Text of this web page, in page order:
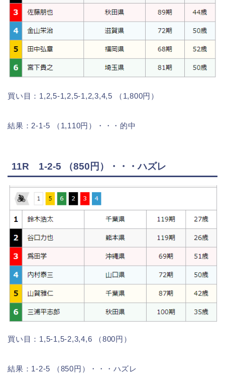
買い目：1,2,5-1,2,5-1,2,3,4,5 （1,800円）
結果：2-1-5 （1,110円）・・・的中
11R 1-2-5 （850円）・・・ハズレ
買い目：1,5-1,5-2,3,4,6 （800円）
結果：1-2-5 （850円）・・・ハズレ